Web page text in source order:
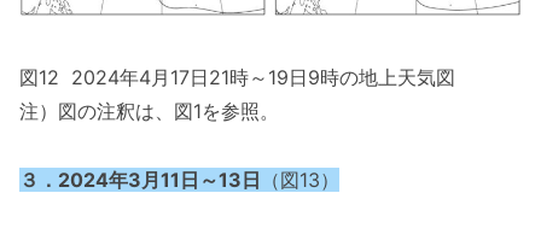
図12 2024年4月17日21時～19日9時の地上天気図
注）図の注釈は、図1を参照。
３．2024年3月11日～13日 （図13）